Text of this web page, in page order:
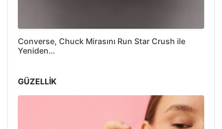
Converse, Chuck Mirasını Run Star Crush ile
Yeniden…
GÜZELLİK